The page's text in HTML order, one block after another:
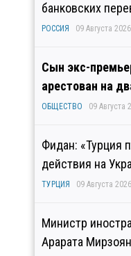
банковских
РОССИЯ 09 Августа
Сын экс-
арестован на
ОБЩЕСТВО 09 Августа
Фидан: «Турция
действия на
ТУРЦИЯ 09 Августа
Министр
Арарата